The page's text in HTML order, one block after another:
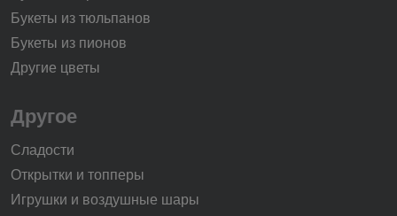
Букеты из тюльпанов
Букеты из пионов
Другие цветы
Другое
Сладости
Открытки и топперы
Игрушки и воздушные шары